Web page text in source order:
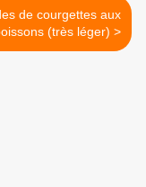
de courgettes aux
deux poissons (très léger) >